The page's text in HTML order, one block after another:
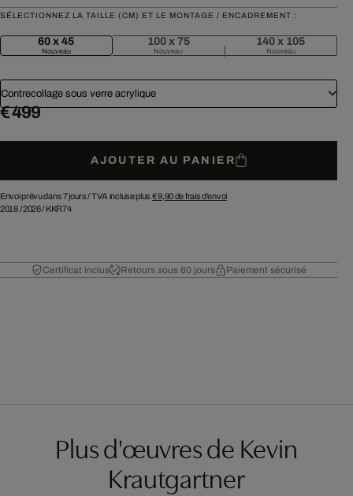
SÉLECTIONNEZ LA TAILLE (CM) ET LE MONTAGE / ENCADREMENT :
60 x 45
Nouveau
100 x 75
Nouveau
140 x 105
Nouveau
Contrecollage sous verre acrylique
€ 499
AJOUTER AU PANIER
Envoi prévu dans 7 jours /TVA incluse plus € 9,90de frais d'envoi
2018/2026/ KKR74
Certificat inclus Retours sous 60 jours Paiement sécurisé
Plus d'œuvres de Kevin
Krautgartner